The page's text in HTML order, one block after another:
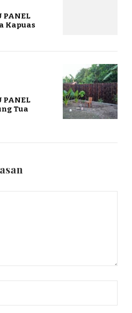
PANEL
Kapuas
PANEL
Tua